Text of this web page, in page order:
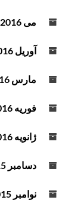
می 2016
آوریل 2016
مارس 2016
فوریه 2016
ژانویه 2016
دسامبر 2015
نوامبر 2015